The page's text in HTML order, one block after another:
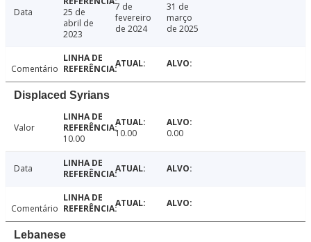
Data
25 de
abril de
2023
7 de
fevereiro
de 2024
31 de
março
de 2025
Comentário
Displaced Syrians
Valor
10.00
10.00 0.00
Data
Comentário
Lebanese